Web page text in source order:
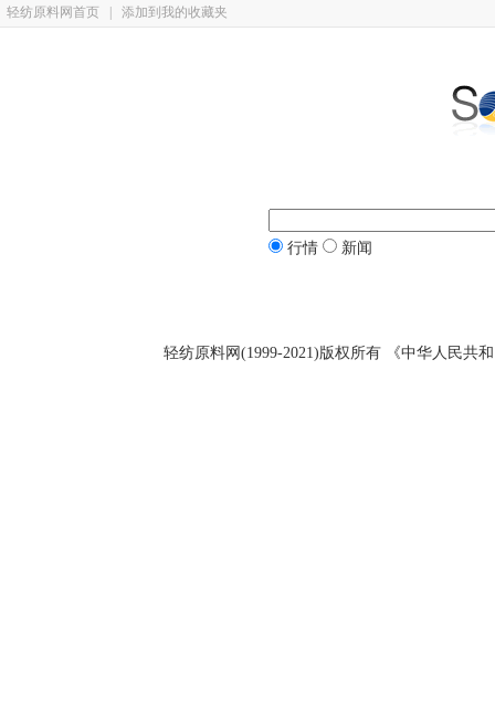
轻纺原料网首页 添加到我的收藏夹
行情 新闻
轻纺原料网(1999-2021)版权所有 《中华人民共